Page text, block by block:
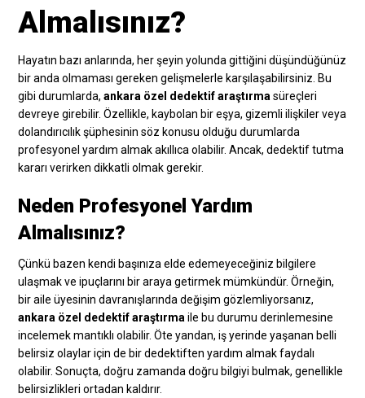
Almalısınız?
Hayatın bazı anlarında, her şeyin yolunda gittiğini düşündüğünüz
bir anda olmaması gereken gelişmelerle karşılaşabilirsiniz. Bu
gibi durumlarda,ankara özel dedektif araştırma süreçleri
devreye girebilir. Özellikle, kaybolan bir eşya, gizemli ilişkiler veya
dolandırıcılık şüphesinin söz konusu olduğu durumlarda
profesyonel yardım almak akıllıca olabilir. Ancak, dedektif tutma
kararı verirken dikkatli olmak gerekir.
Neden Profesyonel Yardım
Almalısınız?
Çünkü bazen kendi başınıza elde edemeyeceğiniz bilgilere
ulaşmak ve ipuçlarını bir araya getirmek mümkündür. Örneğin,
bir aile üyesinin davranışlarında değişim gözlemliyorsanız,
ankara özel dedektif araştırma ile bu durumu derinlemesine
incelemek mantıklı olabilir. Öte yandan, iş yerinde yaşanan belli
belirsiz olaylar için de bir dedektiften yardım almak faydalı
olabilir. Sonuçta, doğru zamanda doğru bilgiyi bulmak, genellikle
belirsizlikleri ortadan kaldırır.